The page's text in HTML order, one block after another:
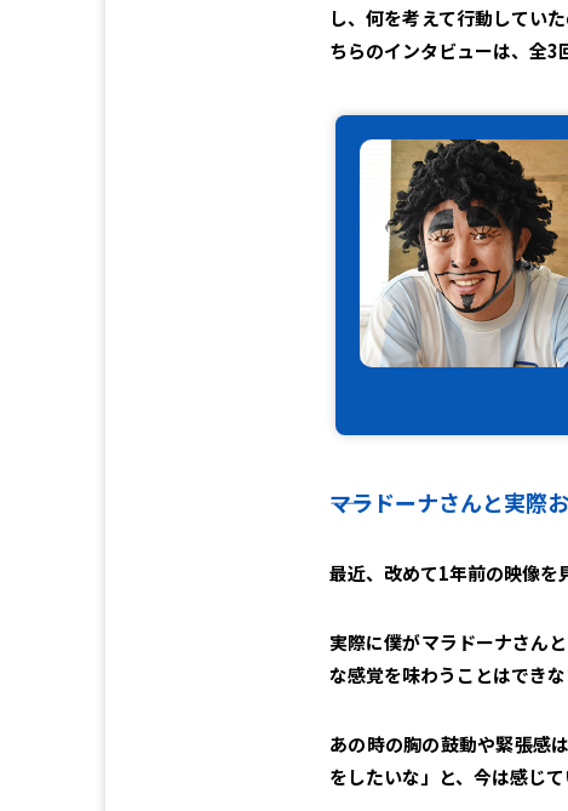
し、何を考えて行動してい
ちらのインタビューは、全3
――マラドーナさんと実
最近、改めて1年前の映像を
実際に僕がマラドーナさん
な感覚を味わうことはでき
あの時の胸の鼓動や緊張感
をしたいな」と、今は感じて